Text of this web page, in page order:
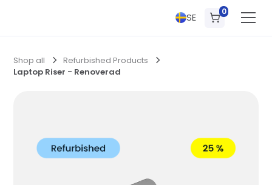
SE 0
Shop all
Refurbished Products
Laptop Riser - Renoverad